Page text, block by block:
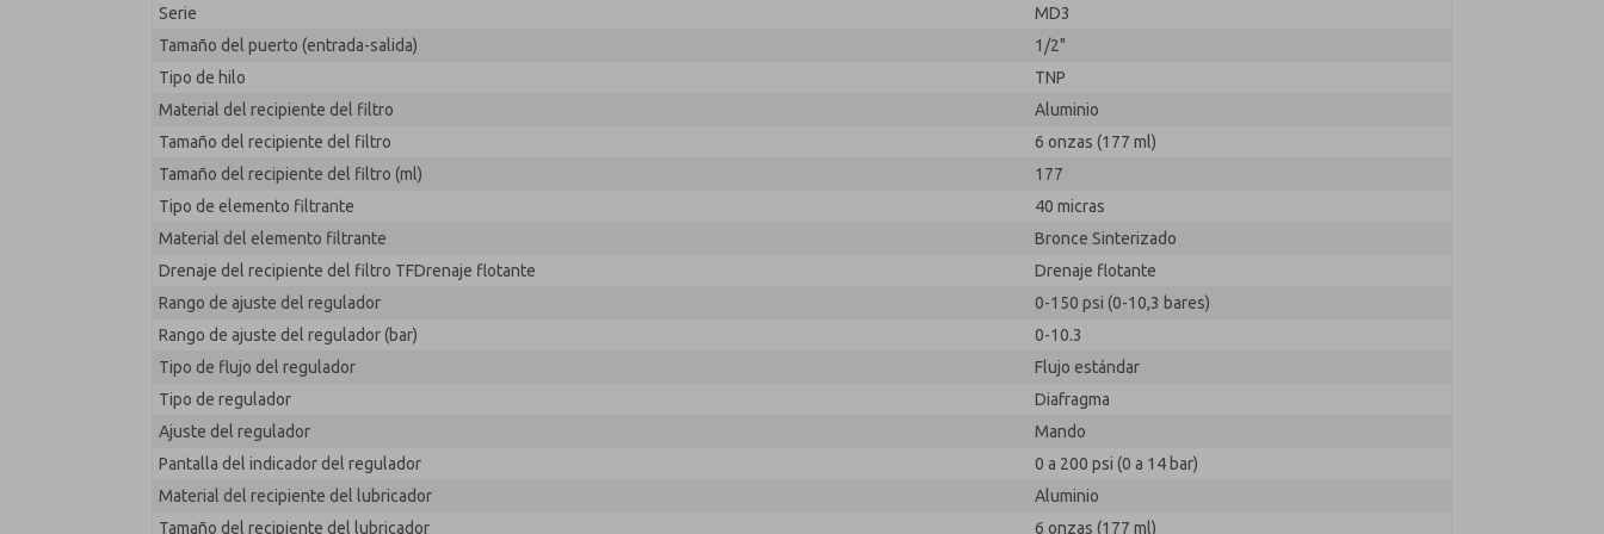
Serie
MD3
Tamaño del puerto (entrada-salida)
1/2"
Tipo de hilo
TNP
Material del recipiente del filtro
Aluminio
Tamaño del recipiente del filtro
6 onzas (177 ml)
Tamaño del recipiente del filtro (ml)
177
Tipo de elemento filtrante
40 micras
Material del elemento filtrante
Bronce Sinterizado
Drenaje del recipiente del filtro TFDrenaje flotante
Drenaje flotante
Rango de ajuste del regulador
0-150 psi (0-10,3 bares)
Rango de ajuste del regulador (bar)
0-10.3
Tipo de flujo del regulador
Flujo estándar
Tipo de regulador
Diafragma
Ajuste del regulador
Mando
Pantalla del indicador del regulador
0 a 200 psi (0 a 14 bar)
Material del recipiente del lubricador
Aluminio
Tamaño del recipiente del lubricador
6 onzas (177 ml)
MD353MBA9C42S